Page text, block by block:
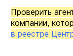
Проверить
компании,
в реестре